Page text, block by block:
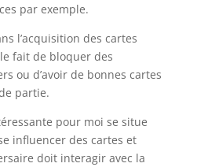
par exemple.
l’acquisition des cartes
fait de bloquer des
ou d’avoir de bonnes cartes
partie.
pour moi se situe
influencer des cartes et
doit interagir avec la